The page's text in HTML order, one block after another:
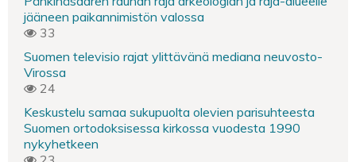
jääneen paikannimistön valossa
33
Suomen televisio rajat ylittävänä mediana neuvosto-
Virossa
24
Keskustelu samaa sukupuolta olevien parisuhteesta
Suomen ortodoksisessa kirkossa vuodesta 1990
nykyhetkeen